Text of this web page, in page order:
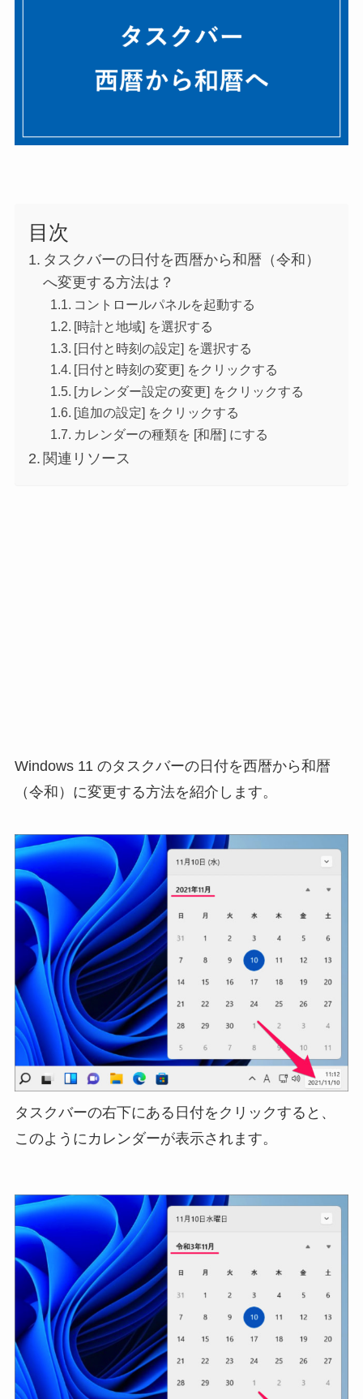
目次
タスクバーの日付を西暦から和暦（令和）
へ変更する方法は？
コントロールパネルを起動する
[時計と地域] を選択する
[日付と時刻の設定] を選択する
[日付と時刻の変更] をクリックする
[カレンダー設定の変更] をクリックする
[追加の設定] をクリックする
カレンダーの種類を [和暦] にする
関連リソース
Windows 11 のタスクバーの日付を西暦から和暦
（令和）に変更する方法を紹介します。
タスクバーの右下にある日付をクリックすると、
このようにカレンダーが表示されます。